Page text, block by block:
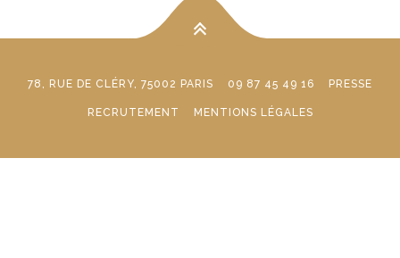
78, RUE DE CLÉRY, 75002 PARIS 09 87 45 49 16 PRESSE
RECRUTEMENT MENTIONS LÉGALES